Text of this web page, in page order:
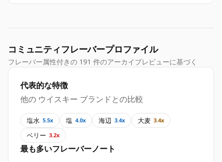
コミュニティフレーバープロファイル
フレーバー属性付きの 191 件のアーカイブレビューに基づく
代表的な特徴
他の ウイスキー ブランドとの比較
塩水 5.5x 塩 4.0x 海辺 3.4x 大麦 3.4x
ベリー 3.2x
最も多いフレーバーノート